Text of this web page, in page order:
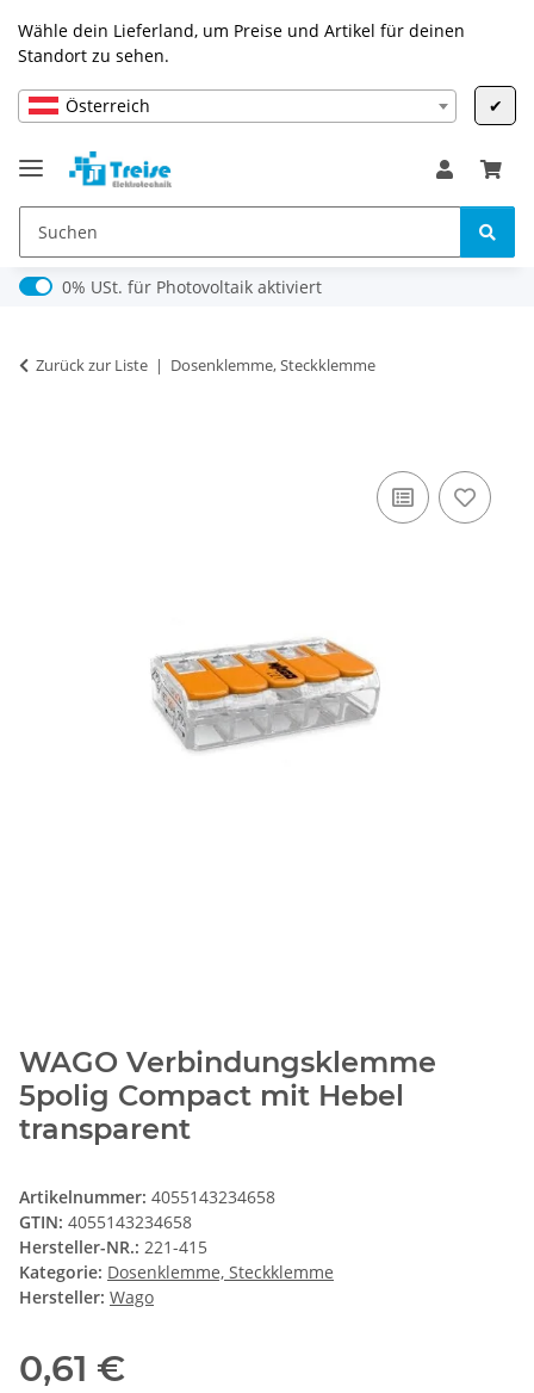
Wähle dein Lieferland, um Preise und Artikel für deinen
Standort zu sehen.
Österreich ✔
0% USt. für Photovoltaik (§ 12 Abs. 3 UStG)
0% USt. für Photovoltaik aktiviert
Zurück zur Liste Dosenklemme, Steckklemme
WAGO Verbindungsklemme
5polig Compact mit Hebel
transparent
Artikelnummer: 4055143234658
GTIN: 4055143234658
Hersteller-NR.: 221-415
Kategorie: Dosenklemme, Steckklemme
Hersteller: Wago
0,61 €